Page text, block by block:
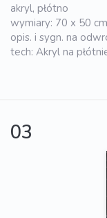
akryl, płótno
wymiary: 70 x 50 cm
opis. i sygn. na
tech: Akryl na
03